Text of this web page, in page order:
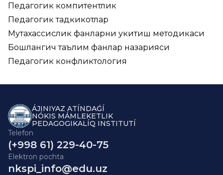
Педагогик компитентлик
Педагогик тадкикотлар
Мутахассислик фанларни укитиш методикаси
Бошлангич таълим фанлар назарияси
Педагогик конфликтология
ÁJINIYAZ ATÍNDAǴÍ
NÓKIS MÁMLEKETLIK
PEDAGOGIKALÍQ INSTITUTÍ
Telefon
(+998 61) 229-40-75
Elektron pochta
nkspi_info@edu.uz